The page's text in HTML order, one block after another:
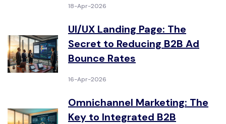
18-Apr-2026
UI/UX Landing Page: The
Secret to Reducing B2B Ad
Bounce Rates
16-Apr-2026
Omnichannel Marketing: The
Key to Integrated B2B